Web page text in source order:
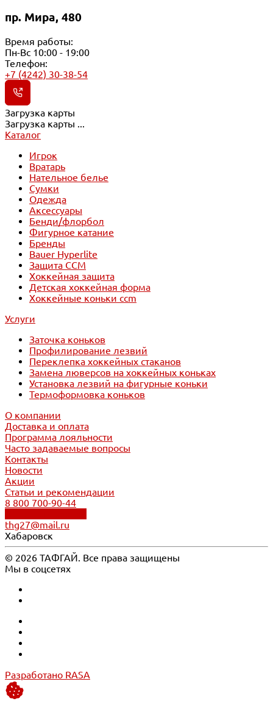
пр. Мира, 480
Время работы:
Пн-Вс 10:00 - 19:00
Телефон:
+7 (4242) 30-38-54
Загрузка карты
Загрузка карты ...
Каталог
Игрок
Вратарь
Нательное белье
Сумки
Одежда
Аксессуары
Бенди/флорбол
Фигурное катание
Бренды
Bauer Hyperlite
Защита CCM
Хоккейная защита
Детская хоккейная форма
Хоккейные коньки ccm
Услуги
Заточка коньков
Профилирование лезвий
Переклепка хоккейных стаканов
Замена люверсов на хоккейных коньках
Установка лезвий на фигурные коньки
Термоформовка коньков
О компании
Доставка и оплата
Программа лояльности
Часто задаваемые вопросы
Контакты
Новости
Акции
Статьи и рекомендации
8 800 700-90-44
thg27@mail.ru
Хабаровск
© 2026 ТАФГАЙ. Все права защищены
Мы в соцсетях
Разработано RASA